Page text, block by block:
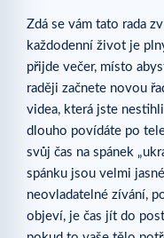
Zdá se vám tato rada
každodenní život je
přijde večer, místo
raději začnete novou
videa, která jste
dlouho povídáte po
svůj čas na spánek
spánku jsou velmi
neovladatelné zívání,
objeví, je čas jít do